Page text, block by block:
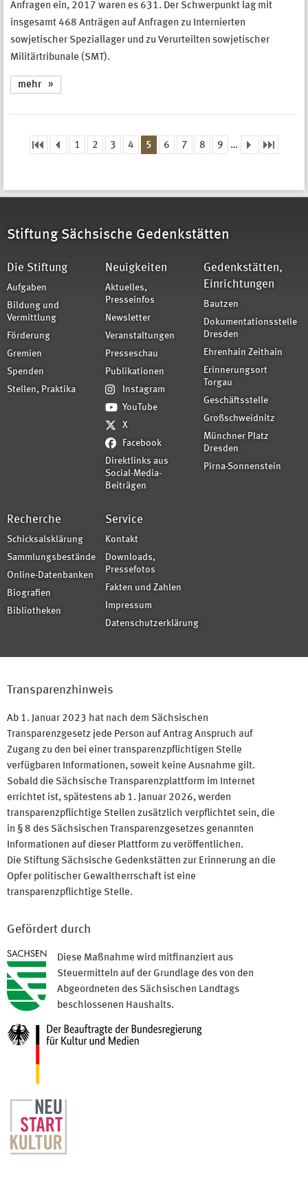
Anfragen ein, 2017 waren es 631. Der Schwerpunkt lag mit
insgesamt 468 Anträgen auf Anfragen zu Internierten
sowjetischer Speziallager und zu Verurteilten sowjetischer
Militärtribunale (SMT).
mehr
1 2 3 4 5 6 7 8 9 …
Stiftung Sächsische Gedenkstätten
Die Stiftung
Aufgaben
Bildung und
Vermittlung
Förderung
Gremien
Spenden
Stellen, Praktika
Neuigkeiten
Aktuelles,
Presseinfos
Newsletter
Veranstaltungen
Presseschau
Publikationen
Instagram
YouTube
X
Facebook
Direktlinks aus
Social-Media-
Beiträgen
Gedenkstätten,
Einrichtungen
Bautzen
Dokumentationsstelle
Dresden
Ehrenhain Zeithain
Erinnerungsort
Torgau
Geschäftsstelle
Großschweidnitz
Münchner Platz
Dresden
Pirna-Sonnenstein
Recherche
Schicksalsklärung
Sammlungsbestände
Online-Datenbanken
Biografien
Bibliotheken
Service
Kontakt
Downloads,
Pressefotos
Fakten und Zahlen
Impressum
Datenschutzerklärung
Transparenzhinweis
Ab 1. Januar 2023 hat nach dem Sächsischen
Transparenzgesetz jede Person auf Antrag Anspruch auf
Zugang zu den bei einer transparenzpflichtigen Stelle
verfügbaren Informationen, soweit keine Ausnahme gilt.
Sobald die Sächsische Transparenzplattform im Internet
errichtet ist, spätestens ab 1. Januar 2026, werden
transparenzpflichtige Stellen zusätzlich verpflichtet sein, die
in § 8 des Sächsischen Transparenzgesetzes genannten
Informationen auf dieser Plattform zu veröffentlichen.
Die Stiftung Sächsische Gedenkstätten zur Erinnerung an die
Opfer politischer Gewaltherrschaft ist eine
transparenzpflichtige Stelle.
Gefördert durch
Diese Maßnahme wird mitfinanziert aus
Steuermitteln auf der Grundlage des von den
Abgeordneten des Sächsischen Landtags
beschlossenen Haushalts.